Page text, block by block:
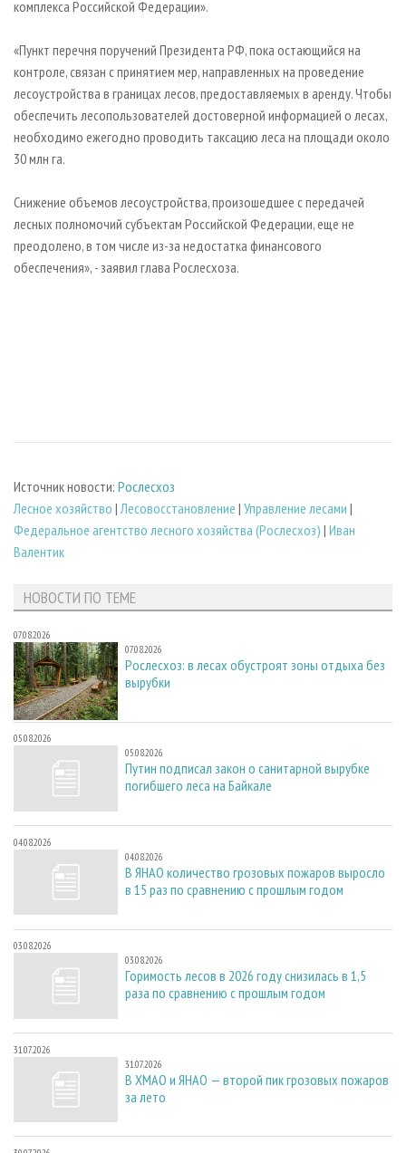
БИОЭНЕРГЕТИКА
ЦБП
ИНСТРУМЕНТ И МАТЕРИАЛЫ
RUSSIAN FORESTRY REVIEW
ГАЗЕТА ЛЕСПРОМФОРУМ
БИБЛИОТЕКА СПЕЦИАЛИСТА
комплекса Российской Федерации».
«Пункт перечня поручений Президента РФ, пока остающийся на
контроле, связан с принятием мер, направленных на проведение
лесоустройства в границах лесов, предоставляемых в аренду. Чтобы
обеспечить лесопользователей достоверной информацией о лесах,
необходимо ежегодно проводить таксацию леса на площади около
30 млн га.
Снижение объемов лесоустройства, произошедшее с передачей
лесных полномочий субъектам Российской Федерации, еще не
преодолено, в том числе из-за недостатка финансового
обеспечения», - заявил глава Рослесхоза.
Источник новости: Рослесхоз
Лесное хозяйство |Лесовосстановление | Управление лесами |
Федеральное агентство лесного хозяйства (Рослесхоз) | Иван
Валентик
НОВОСТИ ПО ТЕМЕ
07.08.2026
07.08.2026
Рослесхоз: в лесах обустроят зоны отдыха без
вырубки
05.08.2026
05.08.2026
Путин подписал закон о санитарной вырубке
погибшего леса на Байкале
04.08.2026
04.08.2026
В ЯНАО количество грозовых пожаров выросло
в 15 раз по сравнению с прошлым годом
03.08.2026
03.08.2026
Горимость лесов в 2026 году снизилась в 1,5
раза по сравнению с прошлым годом
31.07.2026
31.07.2026
В ХМАО и ЯНАО — второй пик грозовых пожаров
за лето